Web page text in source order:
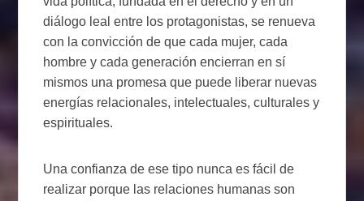
diálogo leal entre los protagonistas, se renueva
con la convicción de que cada mujer, cada
hombre y cada generación encierran en sí
mismos una promesa que puede liberar nuevas
energías relacionales, intelectuales, culturales y
espirituales.
Una confianza de ese tipo nunca es fácil de
realizar porque las relaciones humanas son